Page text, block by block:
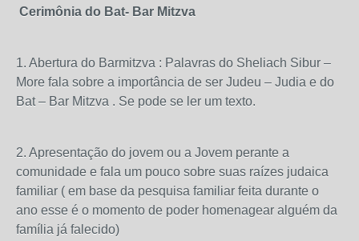
Cerimônia do Bat- Bar Mitzva
1. Abertura do Barmitzva : Palavras do Sheliach Sibur –
More fala sobre a importância de ser Judeu – Judia e do
Bat – Bar Mitzva . Se pode se ler um texto.
2. Apresentação do jovem ou a Jovem perante a
comunidade e fala um pouco sobre suas raízes judaica
familiar ( em base da pesquisa familiar feita durante o
ano esse é o momento de poder homenagear alguém da
família já falecido)